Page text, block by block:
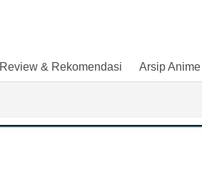
Review & Rekomendasi Arsip Anime